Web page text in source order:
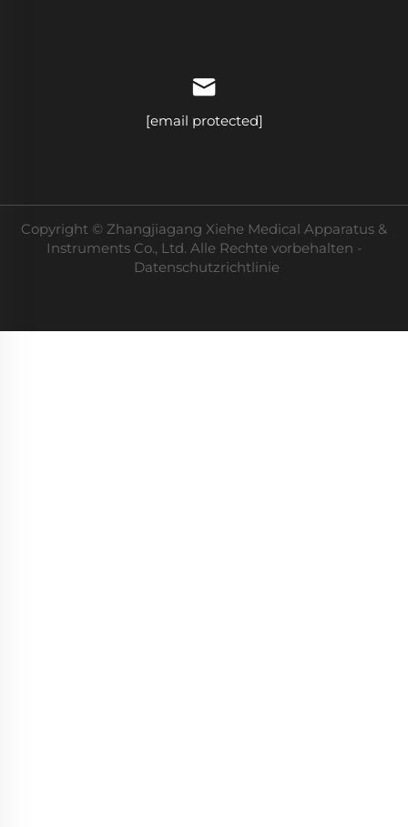
[email protected]
Copyright © Zhangjiagang Xiehe Medical Apparatus &
Instruments Co., Ltd. Alle Rechte vorbehalten -
Datenschutzrichtlinie